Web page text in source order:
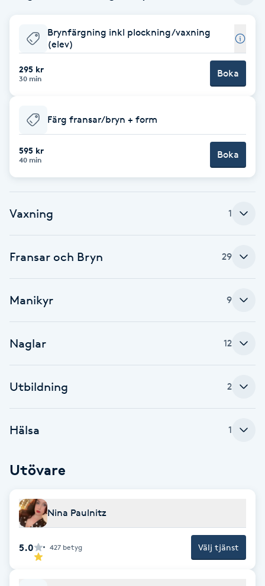
Balayage
Barber
Barnklippning
Blowout
Bottenfärg
Brynfärgning
Brynplockning
Bröllopsuppsättning
C
Celluliter
Coachning
Color correction
Brynfärgning inkl plockning/vaxning
(elev)
295 kr
30 min Boka
Färg fransar/bryn + form
595 kr
40 min Boka
Vaxning 1
Fransar och Bryn 29
Manikyr 9
Naglar 12
Utbildning 2
Hälsa 1
Utövare
Nina Paulnitz
5.0 427 betyg Välj tjänst